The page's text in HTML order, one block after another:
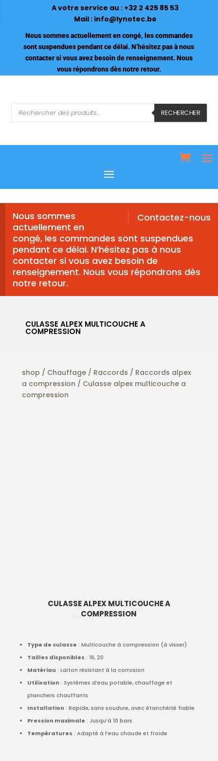
A votre service au : +32 2 425 85 53
Mail : info@lynotec.be
Nous sommes actuellement en congé, les commandes
sont suspendues pendant ce délai. N’hésitez pas à nous
contacter si vous avez besoin de renseignement. Nous
vous répondrons dès notre retour.
Recherche
de
produits
RECHERCHER
Contactez-nous
Nous sommes
actuellement en
congé, les commandes sont suspendues
pendant ce délai. N’hésitez pas à nous
contacter si vous avez besoin de
renseignement. Nous vous répondrons dès
notre retour.
CULASSE ALPEX MULTICOUCHE A
COMPRESSION
shop / Chauffage/ Raccords / Raccords alpex
a compression / Culasse alpex multicouche a
compression
SHOP
CULASSE ALPEX MULTICOUCHE A
COMPRESSION
Type de culasse : Multicouche à compression (à visser)
Tailles disponibles : 16, 20
Matériau : Laiton résistant à la corrosion
Utilisation : Systèmes d’eau potable, chauffage et
planchers chauffants
Installation : Rapide, sans soudure, avec étanchéité fiable
Pression maximale : Jusqu’à 10 bars
Températures : Adapté à l’eau chaude et froide